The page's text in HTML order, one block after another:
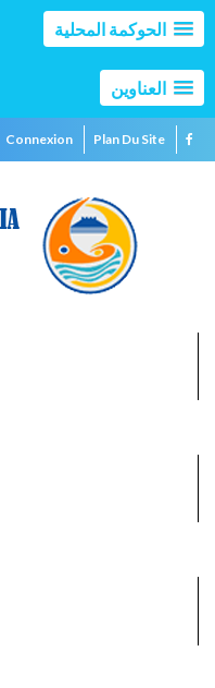
الحوكمة المحلية
العناوين
Connexion Plan Du Site